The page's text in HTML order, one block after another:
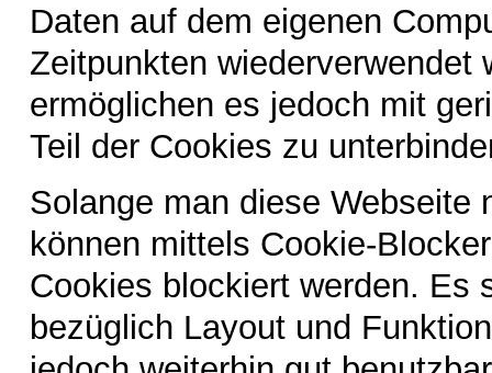
Daten auf dem eigenen
Zeitpunkten wiederverwendet
ermöglichen es jedoch mit
Teil der Cookies zu
Solange man diese Webseite
können mittels Cookie-
Cookies blockiert werden. Es
bezüglich Layout und